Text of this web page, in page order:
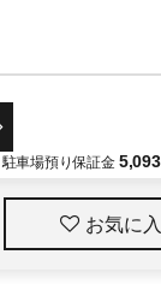
駐車場預り保証金 5,093
お気に